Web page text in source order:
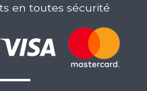
en toutes sécurité